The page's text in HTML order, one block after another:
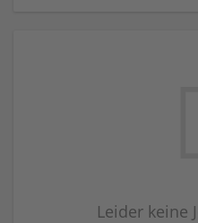
Leider keine